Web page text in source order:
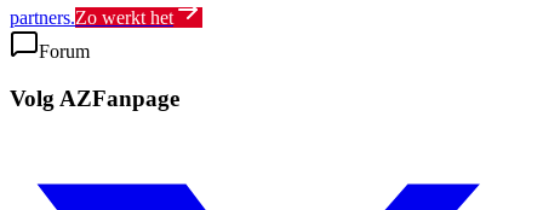
partners.Zo werkt het
Forum
Volg AZFanpage